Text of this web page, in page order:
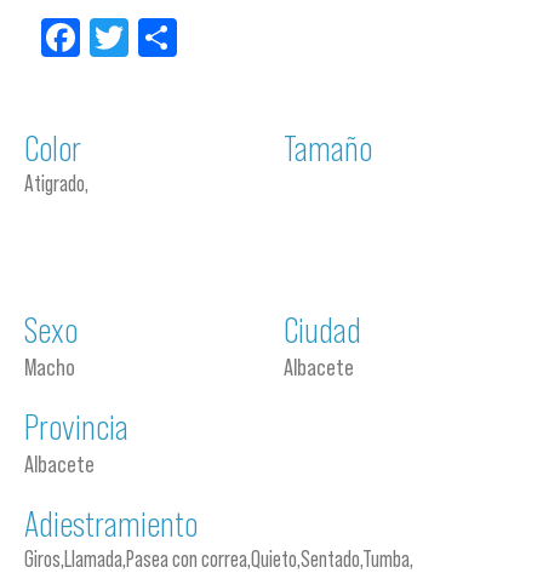
Facebook
Twitter
Color
Atigrado,
Tamaño
Sexo
Macho
Ciudad
Albacete
Provincia
Albacete
Adiestramiento
Giros,Llamada,Pasea con correa,Quieto,Sentado,Tumba,